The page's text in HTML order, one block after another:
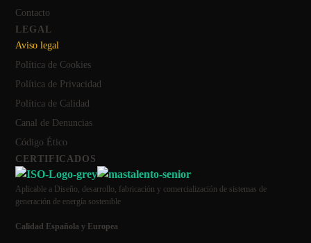
Contacto
LEGAL
Aviso legal
Política de Cookies
Política de Privacidad
Política de Calidad
Canal de Denuncias
Código Ético
CERTIFICADOS
Aplicable a Diseño, desarrollo, fabricación y comercialización de sistemas de
generación de energía sostenible
Calidad Española y Europea